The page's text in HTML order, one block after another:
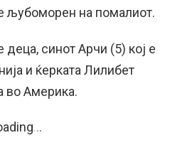
љубоморен на помалиот.
синот Арчи (5) кој е
и ќерката Лилибет
во Америка.
...